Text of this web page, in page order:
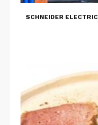
SCHNEIDER ELECTRIC